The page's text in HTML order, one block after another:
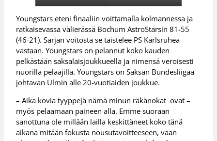
Youngstars eteni finaaliin voittamalla kolmannessa ja
ratkaisevassa välierässä Bochum AstroStarsin 81-55
(46-21). Sarjan voitosta se taistelee PS Karlsruhea
vastaan. Youngstars on pelannut koko kauden
pelkästään saksalaisjoukkueella ja nimensä veroisesti
nuorilla pelaajilla. Youngstars on Saksan Bundesliigaa
johtavan Ulmin alle 20-vuotiaiden joukkue.
– Aika kovia tyyppejä nämä minun räkänokat ovat –
myös pelaamaan paineen alla. Emme suoraan
sanottuna ole millään lailla keskittäneet koko tänä
aikana mitään fokusta nousutavoitteeseen, vaan